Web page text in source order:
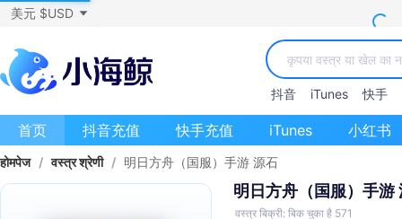
美元 $USD
抖音 iTunes 快手
首页 抖音充值 快手充值 iTunes 小红书
होमपेज / वस्त्र श्रेणी / 明日方舟（国服）手游 源石
明日方舟（国服）手游
वस्त्र बिक्री: बिक चुका है 571